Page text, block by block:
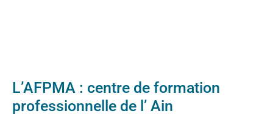
L’AFPMA : centre de formation
professionnelle de l’ Ain